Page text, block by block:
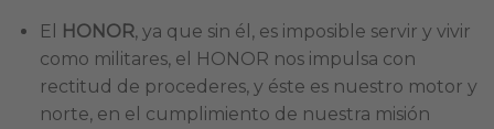
El HONOR, ya que sin él, es imposible servir y vivir
como militares, el HONOR nos impulsa con
rectitud de procederes, y éste es nuestro motor y
norte, en el cumplimiento de nuestra misión